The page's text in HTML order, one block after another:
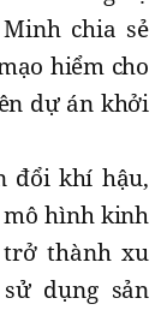
chia sẻ
hiểm cho
dự án khởi
đổi khí hậu,
mô hình kinh
trở thành xu
dụng sản